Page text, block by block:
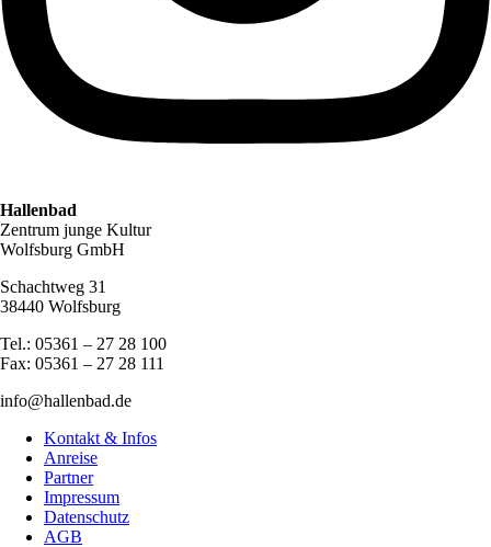
Hallenbad
Zentrum junge Kultur
Wolfsburg GmbH
Schachtweg 31
38440 Wolfsburg
Tel.: 05361 – 27 28 100
Fax: 05361 – 27 28 111
info@hallenbad.de
Kontakt & Infos
Anreise
Partner
Impressum
Datenschutz
AGB